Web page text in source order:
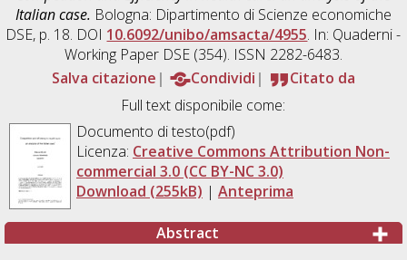
Italian case. Bologna: Dipartimento di Scienze economiche
DSE, p. 18. DOI 10.6092/unibo/amsacta/4955. In: Quaderni -
Working Paper DSE (354). ISSN 2282-6483.
Salva citazione
Condividi
Citato da
Full text disponibile come:
Documento di testo(pdf)
Licenza: Creative Commons Attribution Non-
commercial 3.0 (CC BY-NC 3.0)
Download (255kB) | Anteprima
Abstract